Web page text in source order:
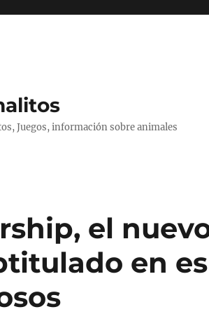
Juegos, información sobre animales
el
en